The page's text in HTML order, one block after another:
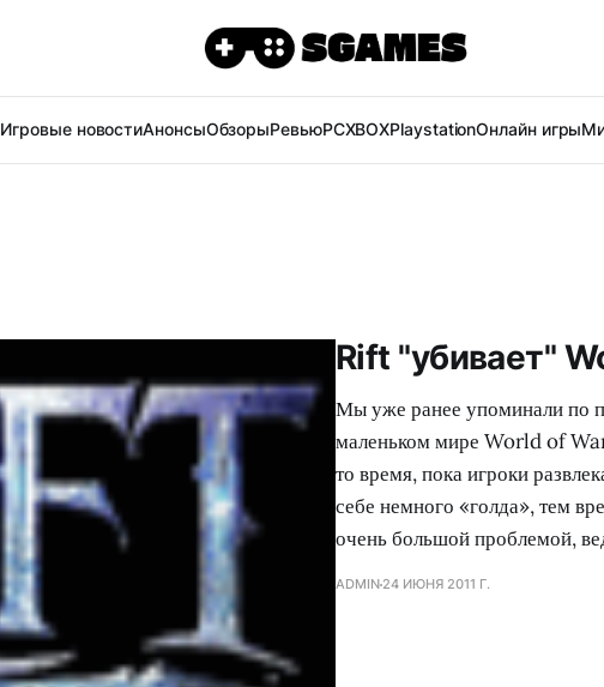
Игровые новостиАнонсыОбзорыРевьюPCXBOXPlaystationОнлайн игры
Rift "убивает"
Мы уже ранее упоминали по
маленьком мире World of
то время, пока игроки
себе немного «голда», тем
очень большой проблемой,
ADMIN 24 ИЮНЯ 2011 Г.